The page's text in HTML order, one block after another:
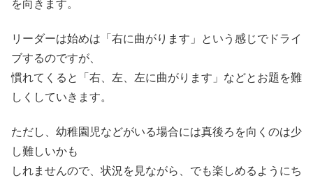
を向きます。
リーダーは始めは「右に曲がります」という感じでドライ
ブするのですが、
慣れてくると「右、左、左に曲がります」などとお題を難
しくしていきます。
ただし、幼稚園児などがいる場合には真後ろを向くのは少
し難しいかも
しれませんので、状況を見ながら、でも楽しめるようにち